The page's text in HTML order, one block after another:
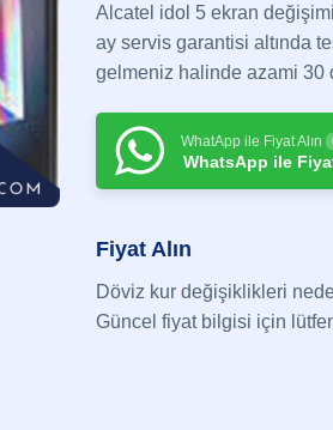
Alcatel idol 5 ekran
ay servis garantisi altında
gelmeniz halinde azami 30
WhatApp ile Fiyat Alın
WhatsApp ile
Fiyat Alın
Döviz kur değişiklikleri
Güncel fiyat bilgisi için